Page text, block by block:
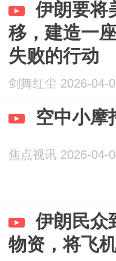
伊朗要将
移，建造一
失败的行动
剑舞红尘 2026-04-
空中小摩
焦点视讯 2026-04-
伊朗民众
物资，将飞